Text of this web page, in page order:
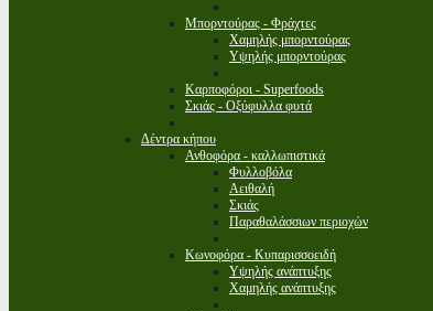
Μπορντούρας - Φράχτες
Χαμηλής μπορντούρας
Υψηλής μπορντούρας
Καρποφόροι - Superfoods
Σκιάς - Οξύφυλλα φυτά
Δέντρα κήπου
Ανθοφόρα - καλλωπιστικά
Φυλλοβόλα
Αειθαλή
Σκιάς
Παραθαλάσσιων περιοχών
Κωνοφόρα - Κυπαρισσοειδή
Υψηλής ανάπτυξης
Χαμηλής ανάπτυξης